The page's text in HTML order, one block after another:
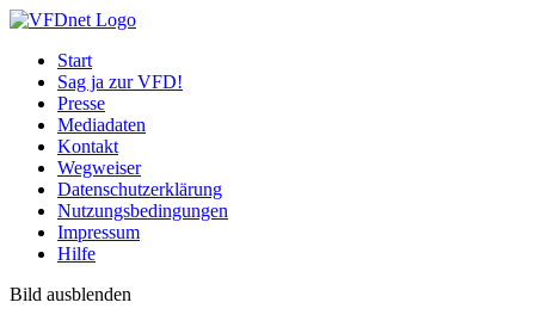
Start
Sag ja zur VFD!
Presse
Mediadaten
Kontakt
Wegweiser
Datenschutzerklärung
Nutzungsbedingungen
Impressum
Hilfe
Bild ausblenden